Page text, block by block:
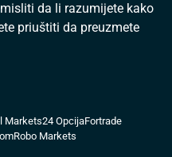
da li razumijete kako
priuštiti da preuzmete
Markets24 OpcijaFortrade
Robo Markets